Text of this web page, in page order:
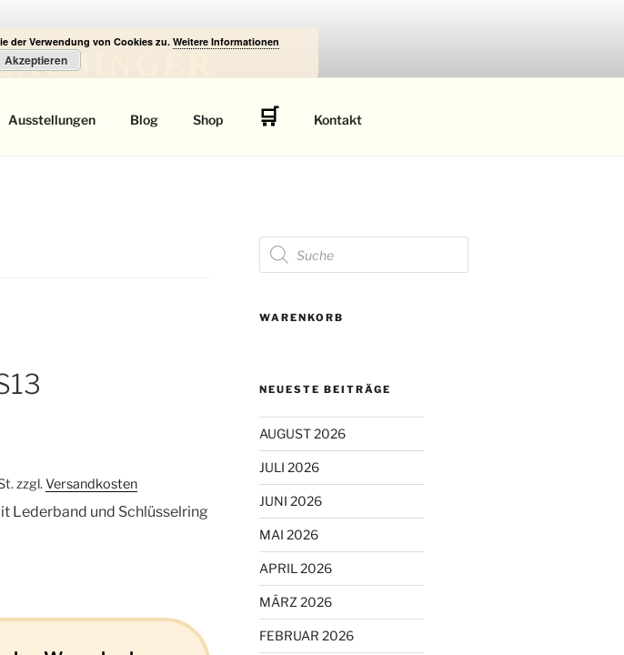
Ausstellungen Blog Shop 🛒 Kontakt
zzgl.Versandkosten
Lederband und Schlüsselring
Products
search
WARENKORB
NEUESTE BEITRÄGE
AUGUST 2026
JULI 2026
JUNI 2026
MAI 2026
APRIL 2026
MÄRZ 2026
FEBRUAR 2026
der Verwendung von Cookies zu. Weitere Informationen
Akzeptieren